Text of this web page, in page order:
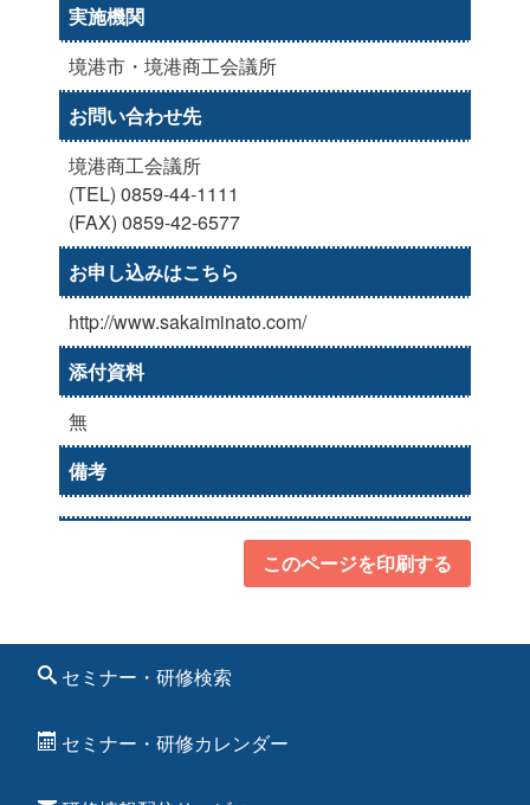
実施機関
境港市・境港商工会議所
お問い合わせ先
境港商工会議所
(TEL) 0859-44-1111
(FAX) 0859-42-6577
お申し込みはこちら
http://www.sakaiminato.com/
添付資料
無
備考
このページを印刷する
セミナー・研修検索
セミナー・研修カレンダー